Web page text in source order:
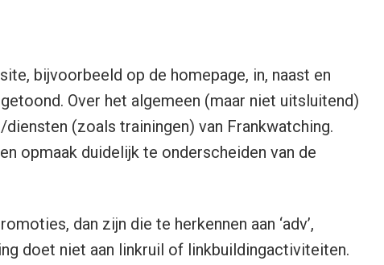
bijvoorbeeld op de homepage, in, naast en
Over het algemeen (maar niet uitsluitend)
(zoals trainingen) van Frankwatching.
opmaak duidelijk te onderscheiden van de
dan zijn die te herkennen aan ‘adv’,
doet niet aan linkruil of linkbuildingactiviteiten.